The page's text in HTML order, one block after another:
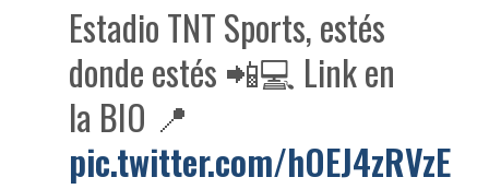
Estadio TNT Sports, estés
donde estés 📲💻 Link en
la BIO 📍
pic.twitter.com/hOEJ4zRVzE